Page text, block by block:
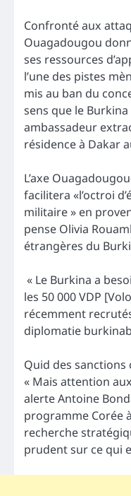
Confronté aux
Ouagadougou
ses ressources
l’une des pistes
mis au ban du
sens que le
ambassadeur
résidence à Dakar
L’axe
facilitera «l’octroi
militaire » en
pense Olivia
étrangères du
« Le Burkina a
les 50 000 VDP
récemment
diplomatie
Quid des sanctions
« Mais attention
alerte Antoine
programme Corée
recherche
prudent sur ce qui